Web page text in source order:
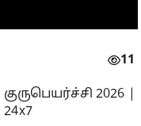
11
2026 |
24x7